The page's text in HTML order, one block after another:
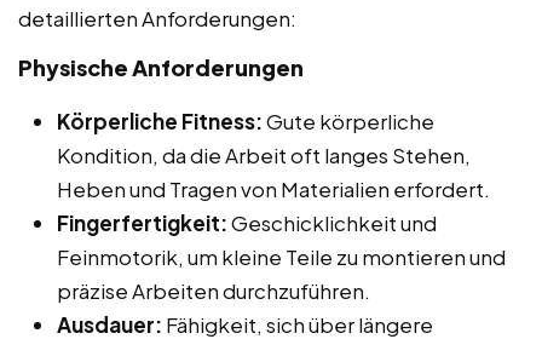
detaillierten Anforderungen:
Physische Anforderungen
Körperliche Fitness:Gute körperliche
Kondition, da die Arbeit oft langes Stehen,
Heben und Tragen von Materialien erfordert.
Fingerfertigkeit:Geschicklichkeit und
Feinmotorik, um kleine Teile zu montieren und
präzise Arbeiten durchzuführen.
Ausdauer: Fähigkeit, sich über längere